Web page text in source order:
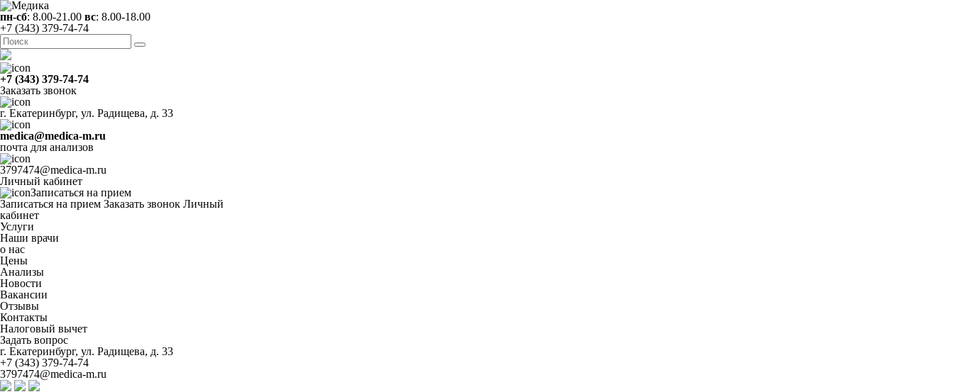
пн-сб: 8.00-21.00 вс: 8.00-18.00
+7 (343) 379-74-74
+7 (343) 379-74-74
Заказать звонок
г. Екатеринбург, ул. Радищева, д. 33
medica@medica-m.ru
почта для анализов
3797474@medica-m.ru
Личный кабинет
Записаться на прием
Записаться на прием Заказать звонок Личный
кабинет
Услуги
Наши врачи
о нас
Цены
Анализы
Новости
Вакансии
Отзывы
Контакты
Налоговый вычет
Задать вопрос
г. Екатеринбург, ул. Радищева, д. 33
+7 (343) 379-74-74
3797474@medica-m.ru